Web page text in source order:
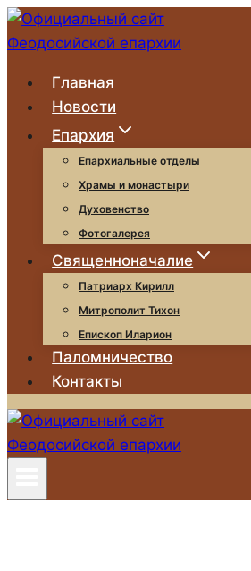
Перейти
к
Главная
Новости
Епархия
Епархиальные отделы
Храмы и монастыри
Духовенство
Фотогалерея
Священноначалие
Патриарх Кирилл
Митрополит Тихон
Епископ Иларион
Паломничество
Контакты